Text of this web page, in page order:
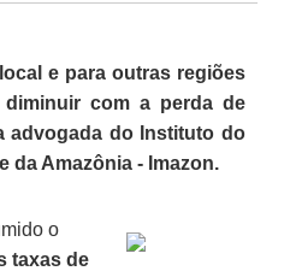
e para outras regiões
com a perda de
advogada do Instituto do
da Amazônia - Imazon.
o
taxas de